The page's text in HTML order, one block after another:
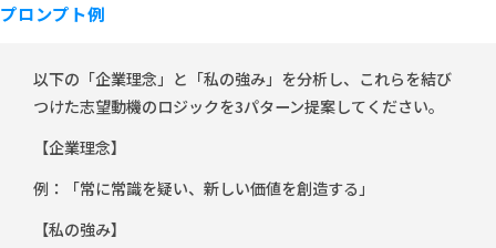
プロンプト例
以下の「企業理念」と「私の強み」を分析し、これらを結び
つけた志望動機のロジックを3パターン提案してください。
【企業理念】
例：「常に常識を疑い、新しい価値を創造する」
【私の強み】